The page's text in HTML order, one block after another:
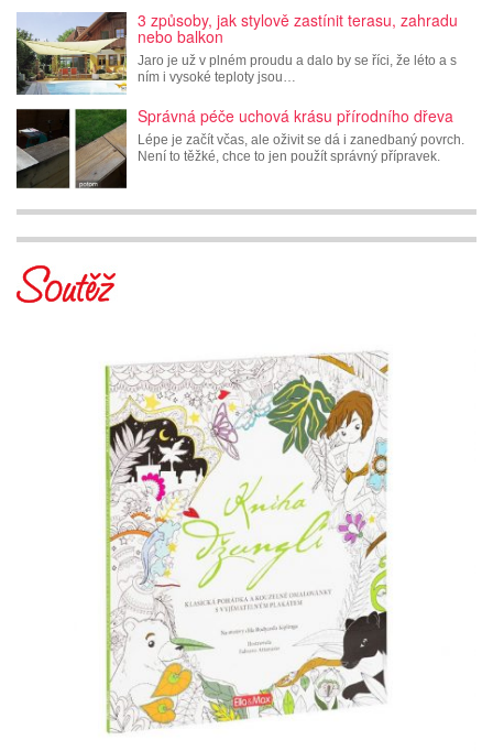
3 způsoby, jak stylově zastínit terasu, zahradu
nebo balkon
Jaro je už v plném proudu a dalo by se říci, že léto a s
ním i vysoké teploty jsou…
Správná péče uchová krásu přírodního dřeva
Lépe je začít včas, ale oživit se dá i zanedbaný povrch.
Není to těžké, chce to jen použít správný přípravek.